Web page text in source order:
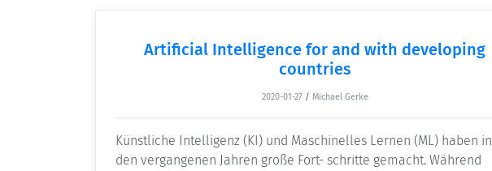
Artificial Intelligence for and with developing
countries
2020-01-27 / Michael Gerke
Künstliche Intelligenz (KI) und Maschinelles Lernen (ML) haben in
den vergangenen Jahren große Fort- schritte gemacht. Während